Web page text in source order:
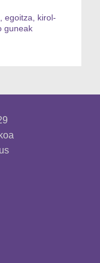
egoitza, kirol-
guneak